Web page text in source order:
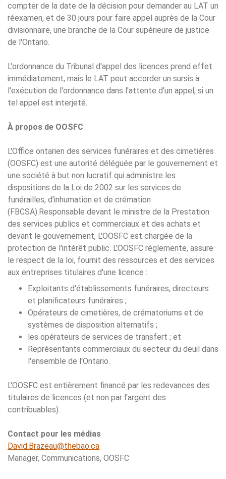
compter de la date de la décision pour demander au LAT un
réexamen, et de 30 jours pour faire appel auprès de la Cour
divisionnaire, une branche de la Cour supérieure de justice
de l'Ontario.
L'ordonnance du Tribunal d'appel des licences prend effet
immédiatement, mais le LAT peut accorder un sursis à
l'exécution de l'ordonnance dans l'attente d'un appel, si un
tel appel est interjeté.
À propos de OOSFC
L'Office ontarien des services funéraires et des cimetières
(OOSFC) est une autorité déléguée par le gouvernement et
une société à but non lucratif qui administre les
dispositions de la Loi de 2002 sur les services de
funérailles, d'inhumation et de crémation
(FBCSA).Responsable devant le ministre de la Prestation
des services publics et commerciaux et des achats et
devant le gouvernement, L'OOSFC est chargée de la
protection de l'intérêt public. L'OOSFC réglemente, assure
le respect de la loi, fournit des ressources et des services
aux entreprises titulaires d'une licence :
Exploitants d'établissements funéraires, directeurs
et planificateurs funéraires ;
Opérateurs de cimetières, de crématoriums et de
systèmes de disposition alternatifs ;
les opérateurs de services de transfert ; et
Représentants commerciaux du secteur du deuil dans
l'ensemble de l'Ontario.
L'OOSFC est entièrement financé par les redevances des
titulaires de licences (et non par l'argent des
contribuables).
Contact pour les médias
David.Brazeau@thebao.ca
Manager, Communications, OOSFC